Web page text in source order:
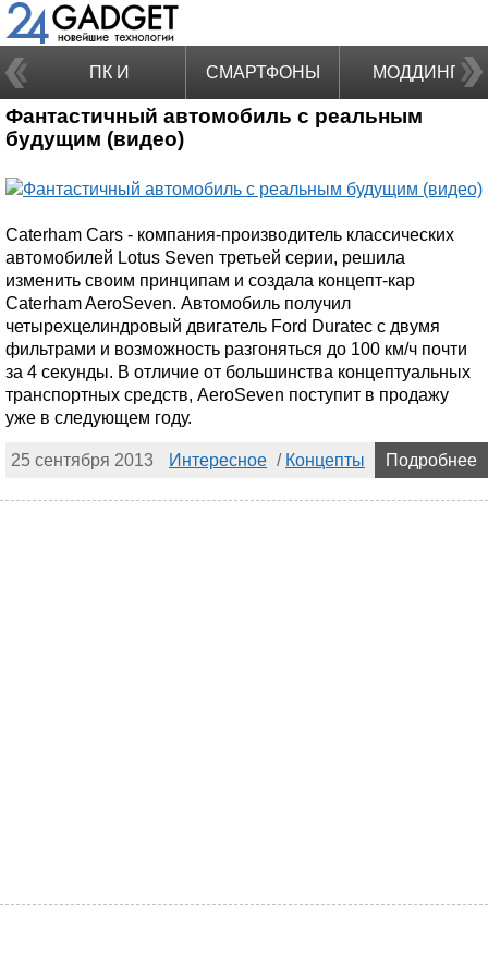
ПК И
НОУТБУКИ
СМАРТФОНЫ МОДДИНГ
Фантастичный автомобиль с реальным
будущим (видео)
Caterham Cars - компания-производитель классических
автомобилей Lotus Seven третьей серии, решила
изменить своим принципам и создала концепт-кар
Caterham AeroSeven. Автомобиль получил
четырехцелиндровый двигатель Ford Duratec с двумя
фильтрами и возможность разгоняться до 100 км/ч почти
за 4 секунды. В отличие от большинства концептуальных
транспортных средств, AeroSeven поступит в продажу
уже в следующем году.
25 сентября 2013 Интересное / Концепты Подробнее